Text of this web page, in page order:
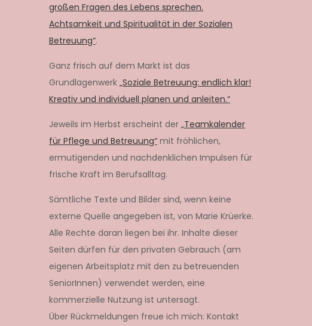
großen Fragen des Lebens sprechen.
Achtsamkeit und Spiritualität in der Sozialen
Betreuung“.
Ganz frisch auf dem Markt ist das
Grundlagenwerk „Soziale Betreuung: endlich klar!
Kreativ und individuell planen und anleiten.“
Jeweils im Herbst erscheint der „Teamkalender
für Pflege und Betreuung“ mit fröhlichen,
ermutigenden und nachdenklichen Impulsen für
frische Kraft im Berufsalltag.
Sämtliche Texte und Bilder sind, wenn keine
externe Quelle angegeben ist, von Marie Krüerke.
Alle Rechte daran liegen bei ihr. Inhalte dieser
Seiten dürfen für den privaten Gebrauch (am
eigenen Arbeitsplatz mit den zu betreuenden
SeniorInnen) verwendet werden, eine
kommerzielle Nutzung ist untersagt.
Über Rückmeldungen freue ich mich: Kontakt